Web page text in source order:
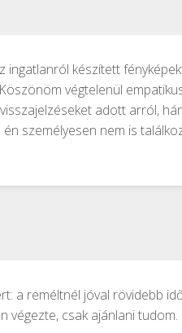
ingatlanról készített
végtelenül
adott arról,
személyesen nem is
a reméltnél jóval rövidebb
végezte, csak ajánlani tudom.